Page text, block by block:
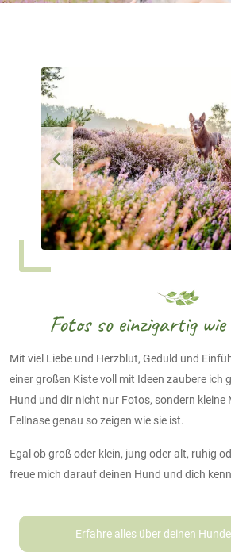
Fotos so einzigartig
Mit viel Liebe und Herzblut, Geduld und
einer großen Kiste voll mit Ideen zaubere ich
Hund und dir nicht nur Fotos, sondern kleine
Fellnase genau so zeigen wie sie ist.
Egal ob groß oder klein, jung oder alt, ruhig
freue mich darauf deinen Hund und dich
Erfahre alles über deinen